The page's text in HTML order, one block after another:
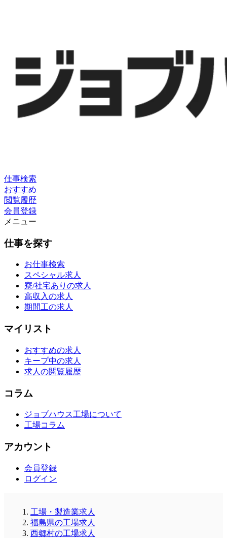
仕事検索
おすすめ
閲覧履歴
会員登録
メニュー
仕事を探す
お仕事検索
スペシャル求人
寮/社宅ありの求人
高収入の求人
期間工の求人
マイリスト
おすすめの求人
キープ中の求人
求人の閲覧履歴
コラム
ジョブハウス工場について
工場コラム
アカウント
会員登録
ログイン
工場・製造業求人
福島県の工場求人
西郷村の工場求人